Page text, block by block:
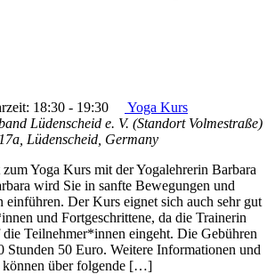
18:30 - 19:30
Yoga Kurs
Lüdenscheid e. V. (Standort Volmestraße)
Lüdenscheid, Germany
Yoga Kurs mit der Yogalehrerin Barbara
wird Sie in sanfte Bewegungen und
einführen. Der Kurs eignet sich auch sehr gut
und Fortgeschrittene, da die Trainerin
Teilnehmer*innen eingeht. Die Gebühren
Stunden 50 Euro. Weitere Informationen und
können über folgende […]